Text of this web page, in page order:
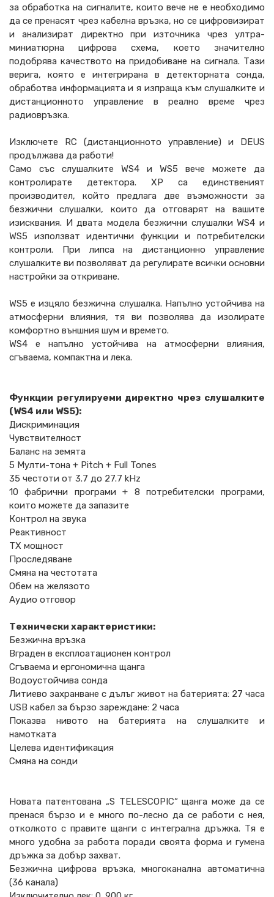
за обработка на сигналите, които вече не е необходимо
да се пренасят чрез кабелна връзка, но се цифровизират
и анализират директно при източника чрез ултра-
миниатюрна цифрова схема, което значително
подобрява качеството на придобиване на сигнала. Тази
верига, която е интегрирана в детекторната сонда,
обработва информацията и я изпраща към слушалките и
дистанционното управление в реално време чрез
радиовръзка.
Изключете RC (дистанционното управление) и DEUS
продължава да работи!
Само със слушалките WS4 и WS5 вече можете да
контролирате детектора. XP са единственият
производител, който предлага две възможности за
безжични слушалки, които да отговарят на вашите
изисквания. И двата модела безжични слушалки WS4 и
WS5 използват идентични функции и потребителски
контроли. При липса на дистанционно управление
слушалките ви позволяват да регулирате всички основни
настройки за откриване.
WS5 е изцяло безжична слушалка. Напълно устойчива на
атмосферни влияния, тя ви позволява да изолирате
комфортно външния шум и времето.
WS4 е напълно устойчива на атмосферни влияния,
сгъваема, компактна и лека.
Функции регулируеми директно чрез слушалките
(WS4 или WS5):
Дискриминация
Чувствителност
Баланс на земята
5 Мулти-тона + Pitch + Full Tones
35 честоти от 3.7 до 27.7 kHz
10 фабрични програми + 8 потребителски програми,
които можете да запазите
Контрол на звука
Реактивност
TX мощност
Проследяване
Смяна на честотата
Обем на желязото
Аудио отговор
Технически характеристики:
Безжична връзка
Вграден в експлоатационен контрол
Сгъваема и ергономична щанга
Водоустойчива сонда
Литиево захранване с дълъг живот на батерията: 27 часа
USB кабел за бързо зареждане: 2 часа
Показва нивото на батерията на слушалките и
намотката
Целева идентификация
Смяна на сонди
Новата патентована „S TELESCOPIC“ щанга може да се
пренася бързо и е много по-лесно да се работи с нея,
отколкото с правите щанги с интегрална дръжка. Тя е
много удобна за работа поради своята форма и гумена
дръжка за добър захват.
Безжична цифрова връзка, многоканална автоматична
(36 канала)